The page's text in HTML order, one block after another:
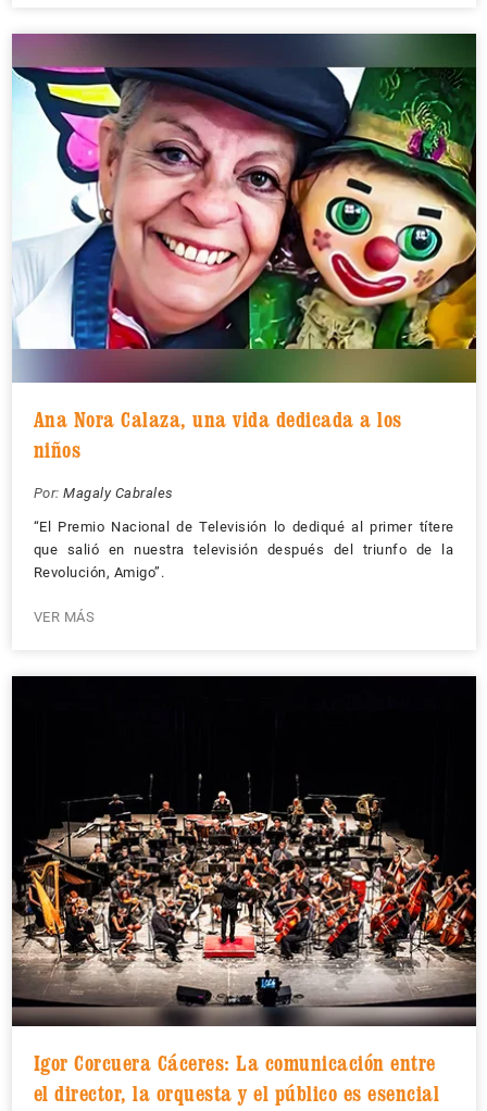
Ana Nora Calaza, una vida dedicada a los
niños
Por: Magaly Cabrales
“El Premio Nacional de Televisión lo dediqué al primer títere
que salió en nuestra televisión después del triunfo de la
Revolución, Amigo”.
VER MÁS
Igor Corcuera Cáceres: La comunicación entre
el director, la orquesta y el público es esencial